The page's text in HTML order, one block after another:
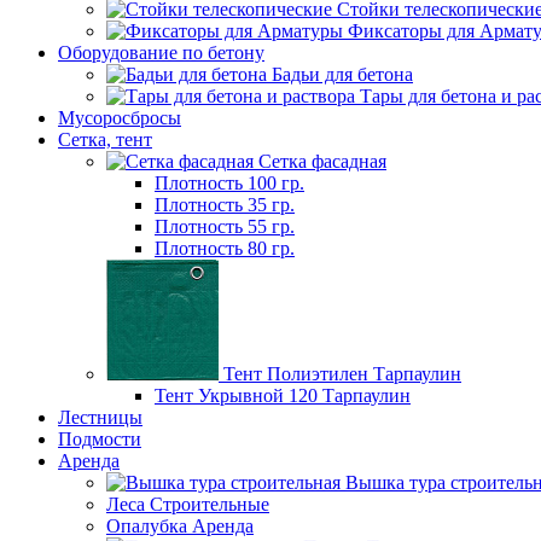
Стойки
Фиксаторы для
Оборудование по бетону
Бадьи для бетона
Тары для бетона и
Мусороcбросы
Сетка, тент
Сетка фасадная
Плотность 100 гр.
Плотность 35 гр.
Плотность 55 гр.
Плотность 80 гр.
Тент Полиэтилен Тарпаулин
Тент Укрывной 120 Тарпаулин
Лестницы
Подмости
Аренда
Вышка тура
Леса Строительные
Опалубка Аренда